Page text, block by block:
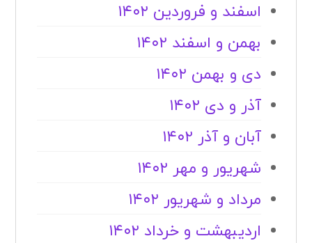
اسفند و فروردین ۱۴۰۲
بهمن و اسفند ۱۴۰۲
دی و بهمن ۱۴۰۲
آذر و دی ۱۴۰۲
آبان و آذر ۱۴۰۲
شهریور و مهر ۱۴۰۲
مرداد و شهریور ۱۴۰۲
اردیبهشت و خرداد ۱۴۰۲